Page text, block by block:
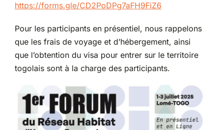
https://forms.gle/CD2PoDPg7aFH9FiZ6
Pour les participants en présentiel, nous rappelons
que les frais de voyage et d’hébergement, ainsi
que l’obtention du visa pour entrer sur le territoire
togolais sont à la charge des participants.